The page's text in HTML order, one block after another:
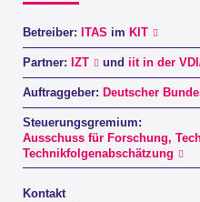
Betreiber: ITAS im KIT
Partner: IZT und iit in der
Auftraggeber: Deutscher
Steuerungsgremium:
Ausschuss für Forschung,
Technikfolgenabschätzung
Kontakt